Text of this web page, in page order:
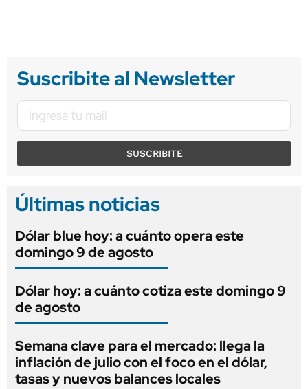
Suscribite al Newsletter
SUSCRIBITE
Últimas noticias
Dólar blue hoy: a cuánto opera este
domingo 9 de agosto
Dólar hoy: a cuánto cotiza este domingo 9
de agosto
Semana clave para el mercado: llega la
inflación de julio con el foco en el dólar,
tasas y nuevos balances locales